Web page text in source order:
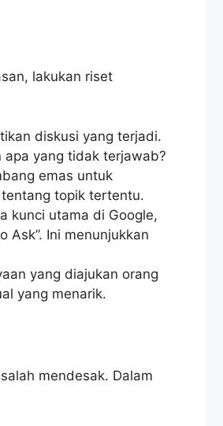
lakukan riset
diskusi yang terjadi.
apa yang tidak terjawab?
emas untuk
topik tertentu.
kunci utama di Google,
Ask”. Ini menunjukkan
yang diajukan orang
yang menarik.
mendesak. Dalam